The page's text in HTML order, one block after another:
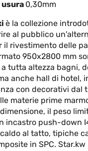
0,30mm
è la collezione
al pubblico
il rivestimento delle
950x2800 mm
tutta altezza bagni,
anche hall di hotel,
con decorativi dal
materie prime
il peso
incastro push-down
al tatto, tipiche
in SPC.